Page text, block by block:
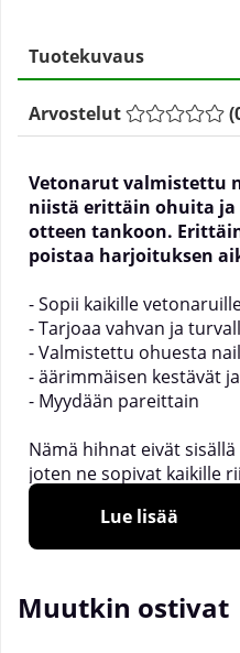
Tuotekuvaus
Arvostelut (
Vetonarut valmistettu
niistä erittäin ohuita ja
otteen tankoon.
poistaa harjoituksen
- Sopii kaikille
- Tarjoaa vahvan ja
- Valmistettu ohuesta
- äärimmäisen kestävät
- Myydään pareittain
Nämä hihnat eivät
joten ne sopivat kaikille
suuri ranteesi on.
turvallisen otteen
kätesi väsyvät
tehdä enemmän toistoja.
Lue lisää
Muutkin ostivat